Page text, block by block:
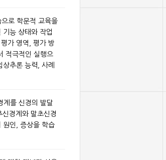
로 학문적 교육을
기능 상태와 작업
가 영역, 평가 방
적극적인 실행으
추론 능력, 사례
계를 신경의 발달
경계와 말초신경
원인, 증상을 학습